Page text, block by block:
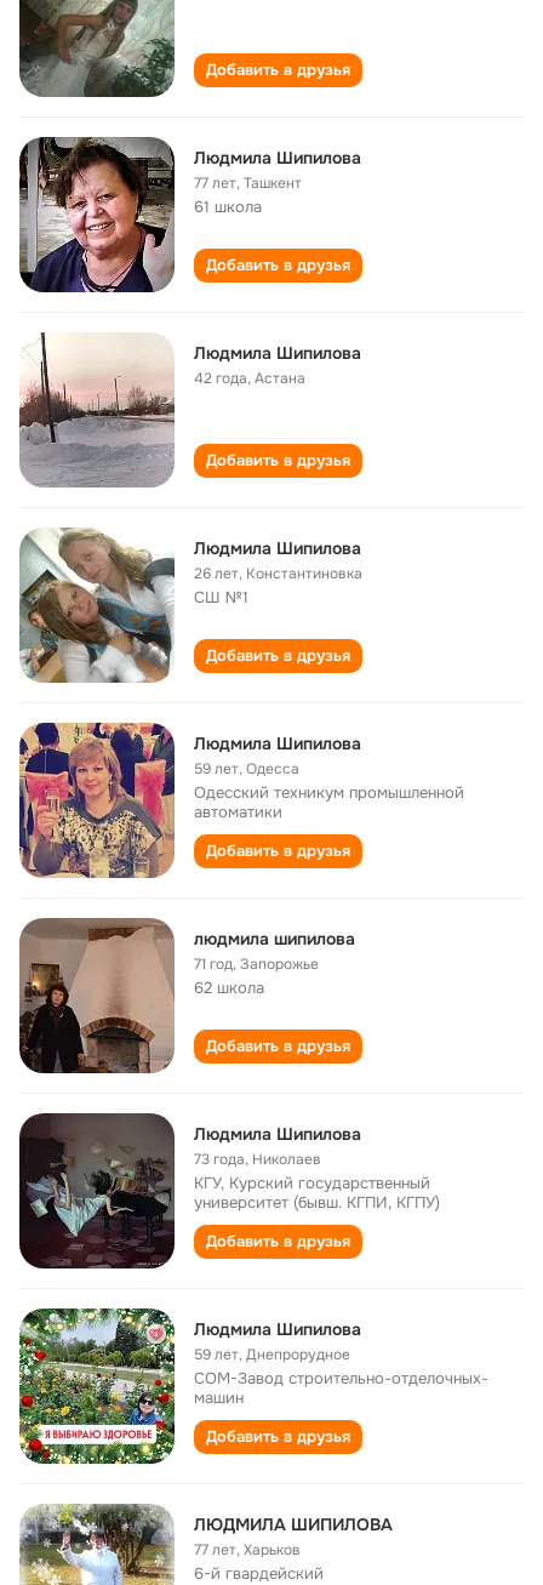
Добавить в друзья
Людмила Шипилова
77 лет,Ташкент
61 школа
Добавить в друзья
Людмила Шипилова
42 года,Астана
Добавить в друзья
Людмила Шипилова
26 лет, Константиновка
СШ №1
Добавить в друзья
Людмила Шипилова
59 лет,Одесса
Одесский техникум промышленной
автоматики
Добавить в друзья
людмила шипилова
71 год,Запорожье
62 школа
Добавить в друзья
Людмила Шипилова
73 года, Николаев
КГУ, Курский государственный
университет (бывш. КГПИ, КГПУ)
Добавить в друзья
Людмила Шипилова
59 лет,Днепрорудное
СОМ-Завод строительно-отделочных-
машин
Добавить в друзья
ЛЮДМИЛА ШИПИЛОВА
77 лет,Харьков
6-й гвардейский